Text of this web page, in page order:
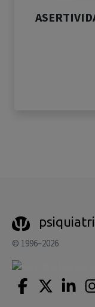
© 1996–2026